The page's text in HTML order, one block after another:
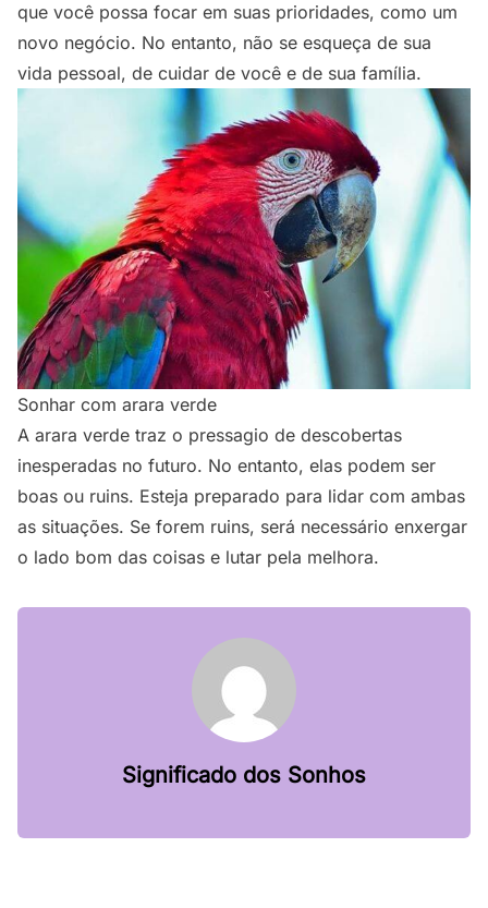
que você possa focar em suas prioridades, como um
novo negócio. No entanto, não se esqueça de sua
vida pessoal, de cuidar de você e de sua família.
Sonhar com arara verde
A arara verde traz o pressagio de descobertas
inesperadas no futuro. No entanto, elas podem ser
boas ou ruins. Esteja preparado para lidar com ambas
as situações. Se forem ruins, será necessário enxergar
o lado bom das coisas e lutar pela melhora.
Significado dos Sonhos